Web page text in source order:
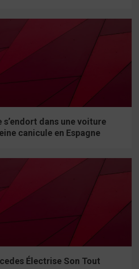
s’endort dans une voiture
canicule en Espagne
Électrise Son Tout